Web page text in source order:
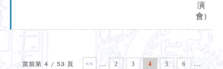
演
會)
當前第 4 / 53 頁 << ... 2 3 4 5 6 ...